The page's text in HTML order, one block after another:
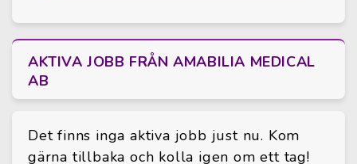
AKTIVA JOBB FRÅN AMABILIA MEDICAL
AB
Det finns inga aktiva jobb just nu. Kom
gärna tillbaka och kolla igen om ett tag!